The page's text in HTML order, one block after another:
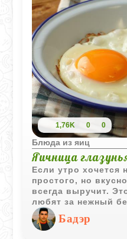
1,76K 0 0
Блюда из яиц
Яичница
Если утро хочется
простого, но
всегда выручит.
любят за нежный
минимум хлопот.
одна сковорода и
тарелке горячий
Бадэр